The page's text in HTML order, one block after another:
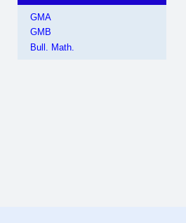
GMA
GMB
Bull. Math.